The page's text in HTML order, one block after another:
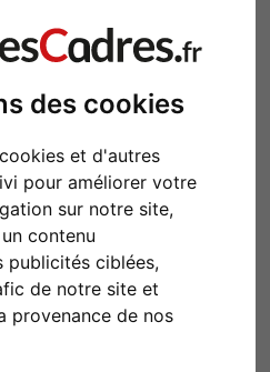
des cookies
et d'autres
pour améliorer votre
sur notre site,
contenu
publicités ciblées,
de notre site et
provenance de nos